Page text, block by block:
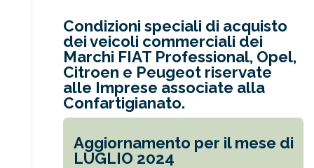
Condizioni speciali di acquisto
dei veicoli commerciali dei
Marchi FIAT Professional, Opel,
Citroen e Peugeot riservate
alle Imprese associate alla
Confartigianato.
Aggiornamento per il mese di
LUGLIO 2024